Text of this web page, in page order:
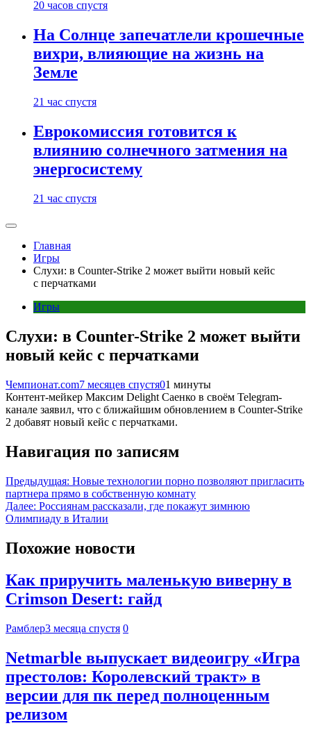
20 часов спустя
На Солнце запечатлели крошечные
вихри, влияющие на жизнь на
Земле
21 час спустя
Еврокомиссия готовится к
влиянию солнечного затмения на
энергосистему
21 час спустя
Главная
Игры
Слухи: в Counter-Strike 2 может выйти новый кейс
с перчатками
Игры
Слухи: в Counter-Strike 2 может выйти
новый кейс с перчатками
Чемпионат.com7 месяцев спустя01 минуты
Контент-мейкер Максим Delight Саенко в своём Telegram-
канале заявил, что с ближайшим обновлением в Counter-Strike
2 добавят новый кейс с перчатками.
Навигация по записям
Предыдущая: Новые технологии порно позволяют пригласить
партнера прямо в собственную комнату
Далее: Россиянам рассказали, где покажут зимнюю
Олимпиаду в Италии
Похожие новости
Как приручить маленькую виверну в
Crimson Desert: гайд
Рамблер3 месяца спустя 0
Netmarble выпускает видеоигру «Игра
престолов: Королевский тракт» в
версии для пк перед полноценным
релизом